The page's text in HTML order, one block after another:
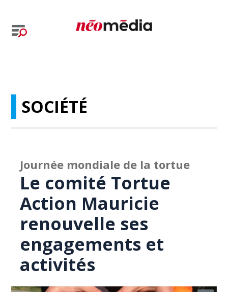
SOCIÉTÉ
Journée mondiale de la tortue
Le comité Tortue
Action Mauricie
renouvelle ses
engagements et
activités